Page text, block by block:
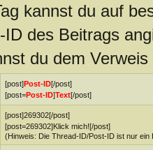
kannst du auf
ID des Beitrags
du dem
[post]Post-ID[/post]
[post=Post-ID]Text[/post]
[post]269302[/post]
[post=269302]Klick mich![/post]
(Hinweis: Die Thread-ID/Post-ID ist nur